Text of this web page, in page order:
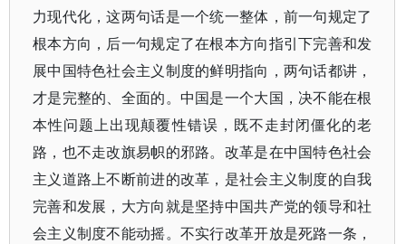
力现代化，这两句话是一个统一整体，前一句规定了
根本方向，后一句规定了在根本方向指引下完善和发
展中国特色社会主义制度的鲜明指向，两句话都讲，
才是完整的、全面的。中国是一个大国，决不能在根
本性问题上出现颠覆性错误，既不走封闭僵化的老
路，也不走改旗易帜的邪路。改革是在中国特色社会
主义道路上不断前进的改革，是社会主义制度的自我
完善和发展，大方向就是坚持中国共产党的领导和社
会主义制度不能动摇。不实行改革开放是死路一条，